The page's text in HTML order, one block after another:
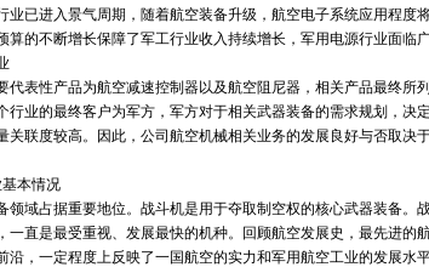
业已进入景气周期，随着航空装备升级，航空电子系统应用程度
算的不断增长保障了军工行业收入持续增长，军用电源行业面临广
表性产品为航空减速控制器以及航空阻尼器，相关产品最终所
行业的最终客户为军方，军方对于相关武器装备的需求规划，决
关联度较高。因此，公司航空机械相关业务的发展良好与否取决
本情况
域占据重要地位。战斗机是用于夺取制空权的核心武器装备。
一直是最受重视、发展最快的机种。回顾航空发展史，最先进的
沿，一定程度上反映了一国航空的实力和军用航空工业的发展水